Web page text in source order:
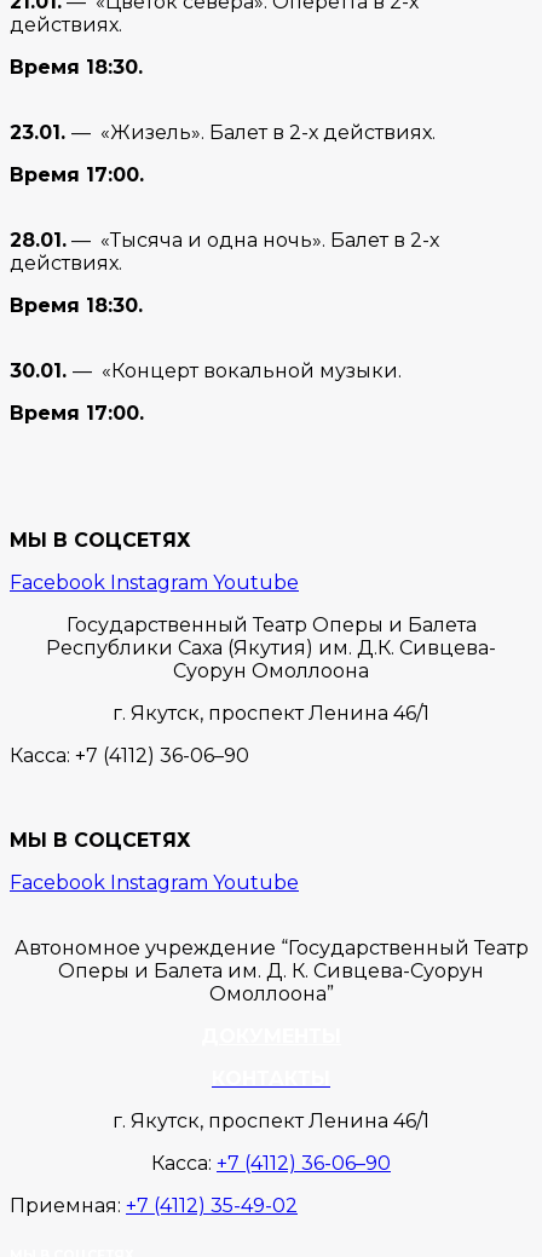
действиях.
Время 18:30.
23.01. — «Жизель». Балет в 2-х действиях.
Время 17:00.
28.01. — «Тысяча и одна ночь». Балет в 2-х
действиях.
Время 18:30.
30.01. — «Концерт вокальной музыки.
Время 17:00.
МЫ В СОЦСЕТЯХ
Facebook Instagram Youtube
Государственный Театр Оперы и Балета
Республики Саха (Якутия) им. Д.К. Сивцева-
Суорун Омоллоона
г. Якутск, проспект Ленина 46/1
Касса: +7 (4112) 36-06–90
МЫ В СОЦСЕТЯХ
Facebook Instagram Youtube
Автономное учреждение “Государственный Театр
Оперы и Балета им. Д. К. Сивцева-Суорун
Омоллоона”
г. Якутск, проспект Ленина 46/1
Касса: +7 (4112) 36-06–90
Приемная: +7 (4112) 35-49-02